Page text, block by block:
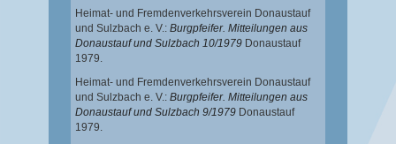
Heimat- und Fremdenverkehrsverein Donaustauf
und Sulzbach e. V.: Burgpfeifer. Mitteilungen aus
Donaustauf und Sulzbach 10/1979 Donaustauf
1979.
Heimat- und Fremdenverkehrsverein Donaustauf
und Sulzbach e. V.: Burgpfeifer. Mitteilungen aus
Donaustauf und Sulzbach 9/1979 Donaustauf
1979.